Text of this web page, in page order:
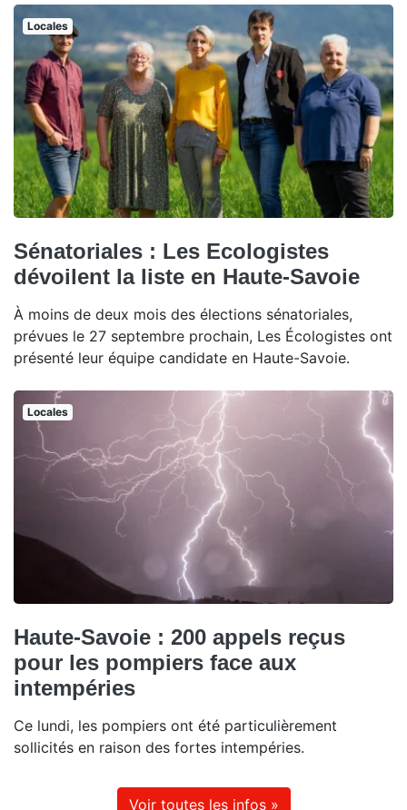
Locales
Sénatoriales : Les Ecologistes
dévoilent la liste en Haute-Savoie
À moins de deux mois des élections sénatoriales,
prévues le 27 septembre prochain, Les Écologistes ont
présenté leur équipe candidate en Haute-Savoie.
Locales
Haute-Savoie : 200 appels reçus
pour les pompiers face aux
intempéries
Ce lundi, les pompiers ont été particulièrement
sollicités en raison des fortes intempéries.
Voir toutes les infos »